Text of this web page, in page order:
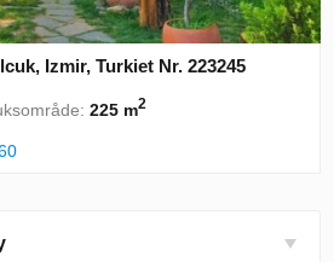
Izmir, Turkiet Nr. 223245
225 m2